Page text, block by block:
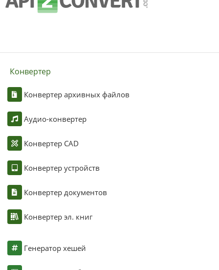
Конвертер
Конвертер архивных файлов
Аудио-конвертер
Конвертер CAD
Конвертер устройств
Конвертер документов
Конвертер эл. книг
Генератор хешей